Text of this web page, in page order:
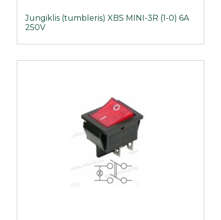
Jungiklis (tumbleris) XBS MINI-3R (1-0) 6A
250V